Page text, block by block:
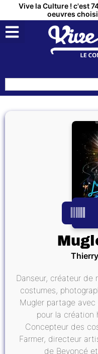
Vive la Culture ! c'est
oeuvres
Danseur, créateur de
costumes,
Mugler partage
pour la création
Concepteur des
Farmer, directeur
de Beyoncé